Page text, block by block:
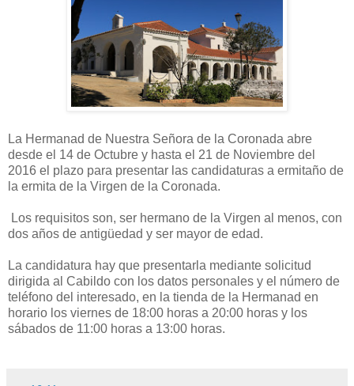
La Hermanad de Nuestra Señora de la Coronada abre
desde el 14 de Octubre y hasta el 21 de Noviembre del
2016 el plazo para presentar las candidaturas a ermitaño de
la ermita de la Virgen de la Coronada.
Los requisitos son, ser hermano de la Virgen al menos, con
dos años de antigüedad y ser mayor de edad.
La candidatura hay que presentarla mediante solicitud
dirigida al Cabildo con los datos personales y el número de
teléfono del interesado, en la tienda de la Hermanad en
horario los viernes de 18:00 horas a 20:00 horas y los
sábados de 11:00 horas a 13:00 horas.